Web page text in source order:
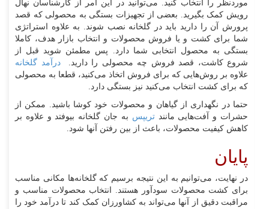
موردنظر را انتخاب کنید. می‌توانید در این امر از کارشناسان نهال
رویش کمک بگیرید. بعضی از تجهیزات بستگی به محصولی که قصد
پرورش آن را دارید باید در گلخانه نصب شوند. به علاوه استراتژی
شما برای کشت و یا فروش محصولات و انتخاب بازار هدف، کاملا
بستگی به محصول انتخابی شما دارد. پس مطمئن شوید قبل از
شروع کاشت، قصد فروش چه محصولی را دارید.درآمد گلخانه
علاوه بر روش‌هایی که برای فروش اتخاذ می‌کنید، قطعا به محصولی
که برای کشت انتخاب می‌کنید نیز بستگی دارد.
حتما در نگهداری از گیاهان و محصولات خود کوشا باشید. ممکن از
حشرات و آفت‌هایی مانندتریپس به جان گلخانه بیوفتد و علاوه بر
کاهش کیفیت محصولات، باعث از بین رفتن آنها شود.
پایان
در نهایت، می‌توانیم به این نتیجه برسیم که گلخانه‌ها مکانی مناسب
برای کشت محصولات سودآور هستند. انتخاب محصولات مناسب و
مراقبت دقیق از آنها می‌تواند به کشاورزان کمک کند تا درآمد خود را